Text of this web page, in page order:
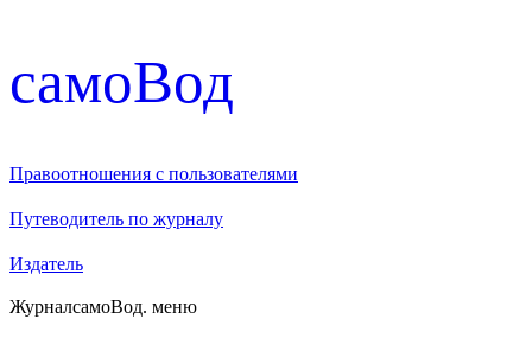
cамоВод
Правоотношения с пользователями
Путеводитель по журналу
Издатель
ЖурналсамоВод. меню